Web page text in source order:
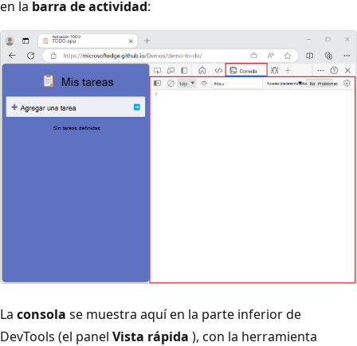
en la barra de actividad:
La consola se muestra aquí en la parte inferior de
DevTools (el panel Vista rápida ), con la herramienta